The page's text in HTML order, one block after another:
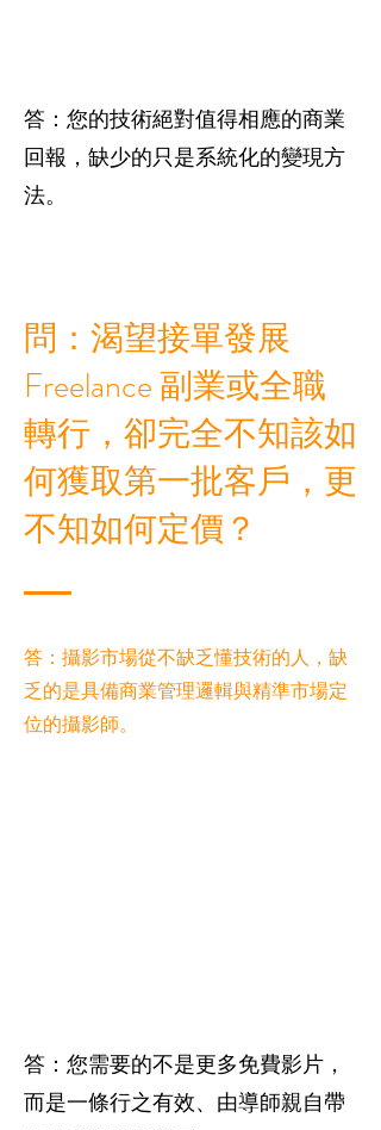
答：您的技術絕對值得相應的商業
回報，缺少的只是系統化的變現方
法。
問：渴望接單發展
Freelance 副業或全職
轉行，卻完全不知該如
何獲取第一批客戶，更
不知如何定價？
答：攝影市場從不缺乏懂技術的人，缺
乏的是具備商業管理邏輯與精準市場定
位的攝影師。
答：您需要的不是更多免費影片，
而是一條行之有效、由導師親自帶